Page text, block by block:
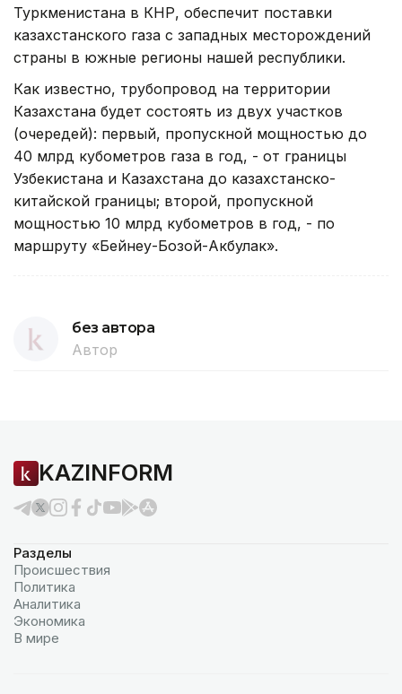
Туркменистана в КНР, обеспечит поставки
казахстанского газа с западных месторождений
страны в южные регионы нашей республики.
Как известно, трубопровод на территории
Казахстана будет состоять из двух участков
(очередей): первый, пропускной мощностью до
40 млрд кубометров газа в год, - от границы
Узбекистана и Казахстана до казахстанско-
китайской границы; второй, пропускной
мощностью 10 млрд кубометров в год, - по
маршруту «Бейнеу-Бозой-Акбулак».
без автора
Автор
KAZINFORM
Разделы
Происшествия
Политика
Аналитика
Экономика
В мире